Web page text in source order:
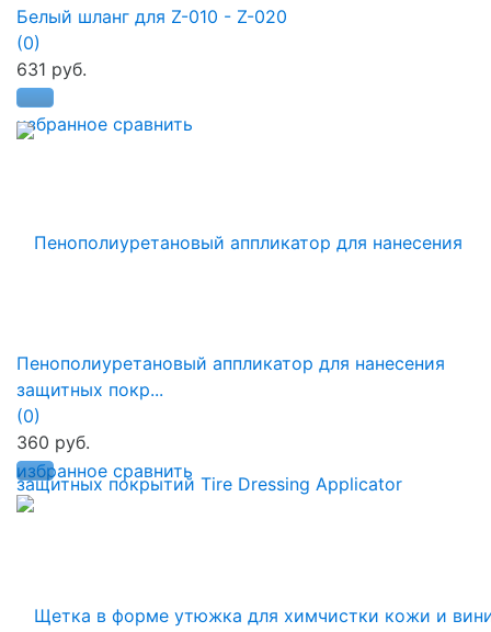
избранное сравнить
Белый шланг для Z-010 - Z-020
(0)
631 руб.
избранное сравнить
Пенополиуретановый аппликатор для нанесения
защитных покр...
(0)
360 руб.